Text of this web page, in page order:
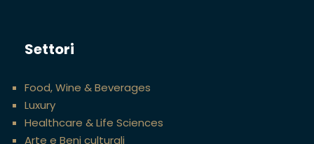
Settori
Food, Wine & Beverages
Luxury
Healthcare & Life Sciences
Arte e Beni culturali